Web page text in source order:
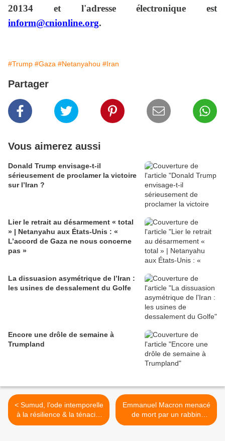
20134 et l'adresse électronique est
inform@cnionline.org.
#Trump #Gaza #Netanyahou #Iran
Partager
Vous aimerez aussi
Donald Trump envisage-t-il
sérieusement de proclamer la victoire
sur l’Iran ?
Lier le retrait au désarmement « total
» | Netanyahu aux États-Unis : «
L’accord de Gaza ne nous concerne
pas »
La dissuasion asymétrique de l’Iran :
les usines de dessalement du Golfe
Encore une drôle de semaine à
Trumpland
< Sumud, l’ode intemporelle
à la résilience & la ténacité
signée Roger Waters
Emmanuel Macron menacé
de mort par un rabbin
israélien >